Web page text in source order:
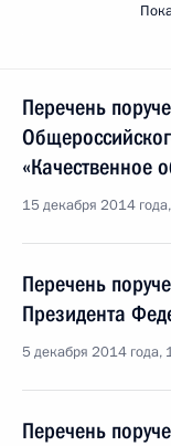
Перечень
«Качественное
15 декабря 2014
Перечень
Президента
5 декабря 2014 года,
Перечень